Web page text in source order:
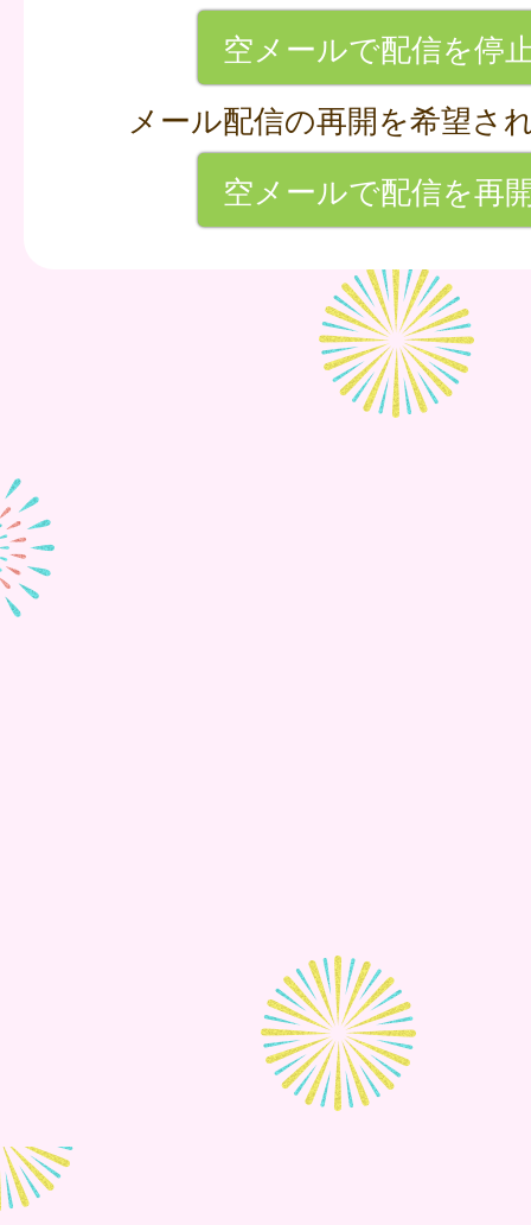
空メールで配信を停
メール配信の再開を希望さ
空メールで配信を再